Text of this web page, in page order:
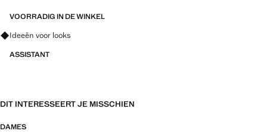
VOORRADIG IN DE WINKEL
Vraag om outfitideeën, kledingstukken en trends
Ideeën voor looks
ASSISTANT
DIT INTERESSEERT JE MISSCHIEN
DAMES